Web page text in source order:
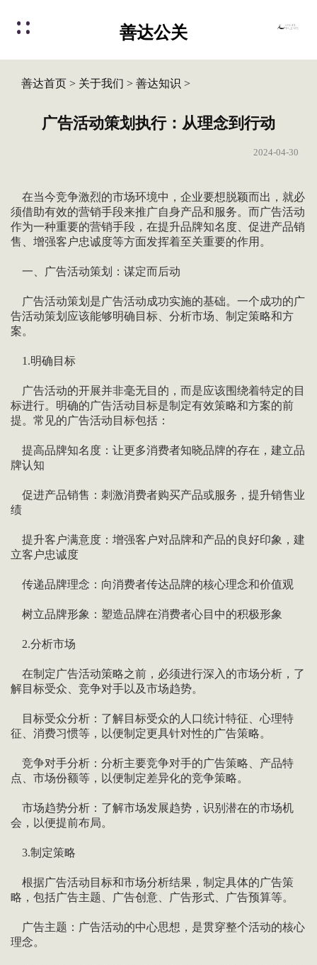
善达公关
善达首页> 关于我们 > 善达知识 >
广告活动策划执行：从理念到行动
2024-04-30
在当今竞争激烈的市场环境中，企业要想脱颖而出，就必
须借助有效的营销手段来推广自身产品和服务。而广告活动
作为一种重要的营销手段，在提升品牌知名度、促进产品销
售、增强客户忠诚度等方面发挥着至关重要的作用。
一、广告活动策划：谋定而后动
广告活动策划是广告活动成功实施的基础。一个成功的广
告活动策划应该能够明确目标、分析市场、制定策略和方
案。
1.明确目标
广告活动的开展并非毫无目的，而是应该围绕着特定的目
标进行。明确的广告活动目标是制定有效策略和方案的前
提。常见的广告活动目标包括：
提高品牌知名度：让更多消费者知晓品牌的存在，建立品
牌认知
促进产品销售：刺激消费者购买产品或服务，提升销售业
绩
提升客户满意度：增强客户对品牌和产品的良好印象，建
立客户忠诚度
传递品牌理念：向消费者传达品牌的核心理念和价值观
树立品牌形象：塑造品牌在消费者心目中的积极形象
2.分析市场
在制定广告活动策略之前，必须进行深入的市场分析，了
解目标受众、竞争对手以及市场趋势。
目标受众分析：了解目标受众的人口统计特征、心理特
征、消费习惯等，以便制定更具针对性的广告策略。
竞争对手分析：分析主要竞争对手的广告策略、产品特
点、市场份额等，以便制定差异化的竞争策略。
市场趋势分析：了解市场发展趋势，识别潜在的市场机
会，以便提前布局。
3.制定策略
根据广告活动目标和市场分析结果，制定具体的广告策
略，包括广告主题、广告创意、广告形式、广告预算等。
广告主题：广告活动的中心思想，是贯穿整个活动的核心
理念。